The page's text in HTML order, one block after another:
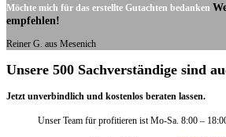
Möchte mich für das erstellte Gutachten bedanken
empfehlen!
Reiner G. aus Mesenich
Unsere 500 Sachverständige sind
Jetzt unverbindlich und kostenlos beraten lassen.
Unser Team für profitieren ist Mo-Sa. 8:00 –